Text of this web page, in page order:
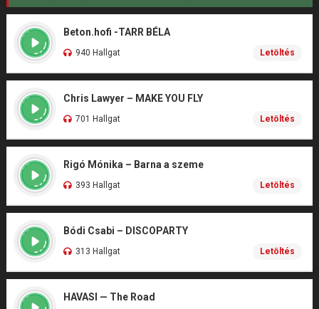
Beton.hofi -TARR BÉLA
940 Hallgat Letöltés
Chris Lawyer – MAKE YOU FLY
701 Hallgat Letöltés
Rigó Mónika – Barna a szeme
393 Hallgat Letöltés
Bódi Csabi – DISCOPARTY
313 Hallgat Letöltés
HAVASI — The Road